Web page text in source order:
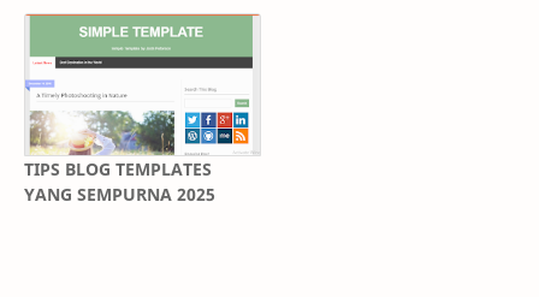
TIPS BLOG TEMPLATES
YANG SEMPURNA 2025